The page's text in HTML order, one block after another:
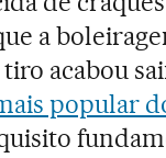
a
acabou
popular